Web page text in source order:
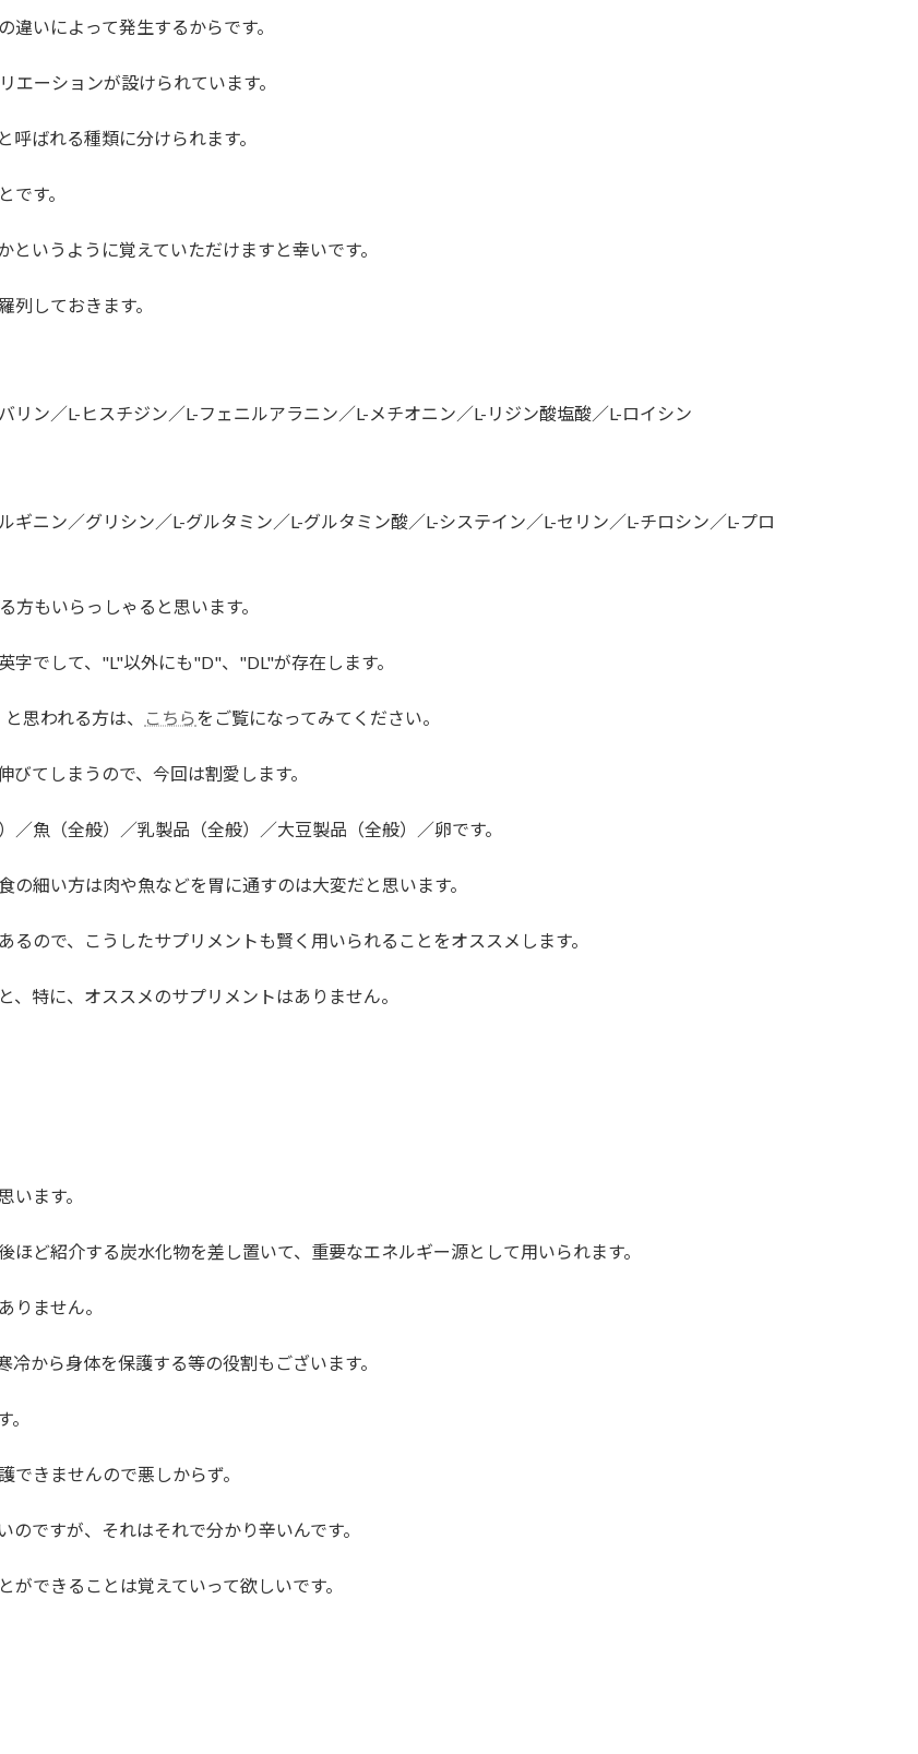
いによって発生するからです。
エーションが設けられています。
ばれる種類に分けられます。
です。
いうように覚えていただけますと幸いです。
しておきます。
リン／L-ヒスチジン／L-フェニルアラニン／L-メチオニン／L-リジン酸塩酸／L-ロイシン
ギニン／グリシン／L-グルタミン／L-グルタミン酸／L-システイン／L-セリン／L-チロシン／L-プロ
方もいらっしゃると思います。
でして、"L"以外にも"D"、"DL"が存在します。
思われる方は、 こちらをご覧になってみてください。
てしまうので、今回は割愛します。
魚（全般）／乳製品（全般）／大豆製品（全般）／卵です。
細い方は肉や魚などを胃に通すのは大変だと思います。
ので、こうしたサプリメントも賢く用いられることをオススメします。
特に、オススメのサプリメントはありません。
ます。
ど紹介する炭水化物を差し置いて、重要なエネルギー源として用いられます。
りません。
から身体を保護する等の役割もございます。
きませんので悪しからず。
ですが、それはそれで分かり辛いんです。
できることは覚えていって欲しいです。